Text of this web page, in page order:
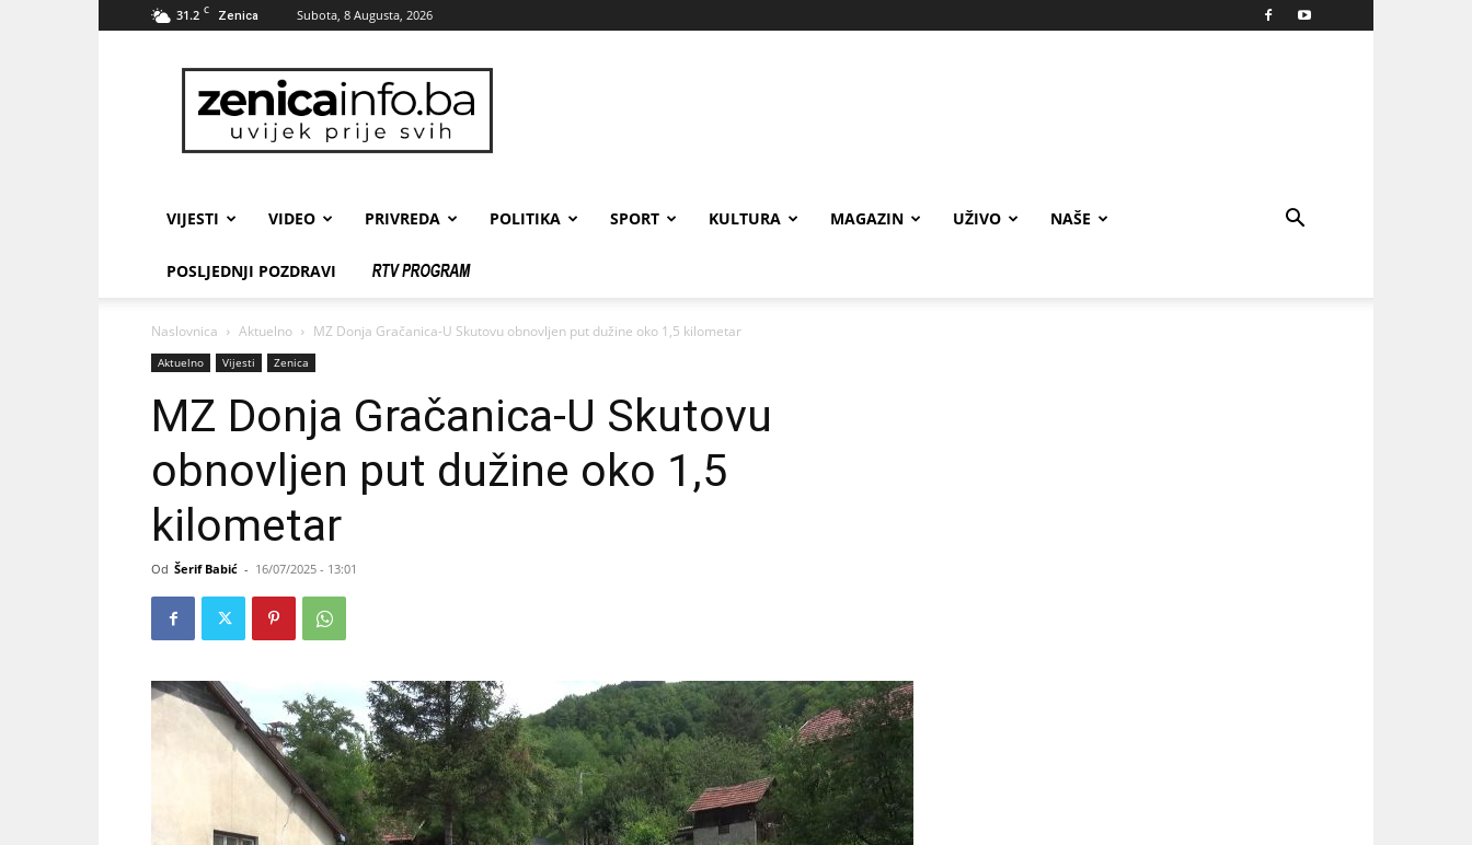
31.2 C Zenica Subota, 8 Augusta, 2026
zenicainfo.ba
VIJESTI VIDEO PRIVREDA POLITIKA SPORT KULTURA MAGAZIN UŽIVO NAŠE
POSLJEDNJI POZDRAVI
Naslovnica Aktuelno MZ Donja Gračanica-U Skutovu obnovljen put dužine oko 1,5 kilometar
Aktuelno Vijesti Zenica
MZ Donja Gračanica-U Skutovu
obnovljen put dužine oko 1,5
kilometar
Od Šerif Babić - 16/07/2025 - 13:01